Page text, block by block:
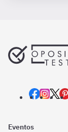
Eventos